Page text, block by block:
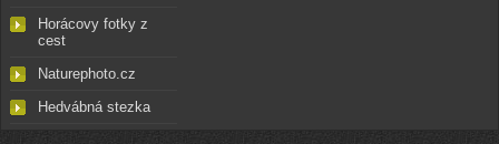
Horácovy fotky z
cest
Naturephoto.cz
Hedvábná stezka